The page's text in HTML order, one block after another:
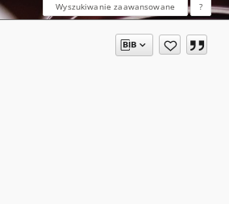
Wyszukiwanie zaawansowane ?